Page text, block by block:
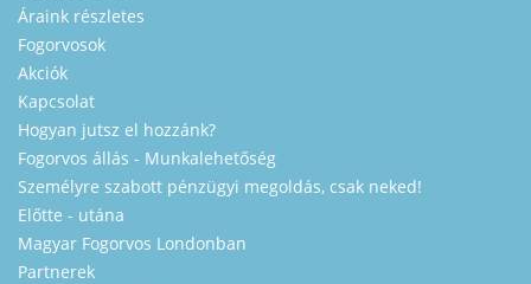
Áraink részletes
Fogorvosok
Akciók
Kapcsolat
Hogyan jutsz el hozzánk?
Fogorvos állás - Munkalehetőség
Személyre szabott pénzügyi megoldás, csak neked!
Előtte - utána
Magyar Fogorvos Londonban
Partnerek